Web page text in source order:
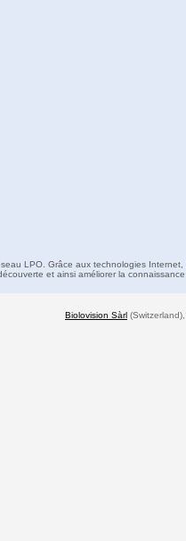
LPO. Grâce aux technologies
et ainsi améliorer la
Biolovision Sàrl